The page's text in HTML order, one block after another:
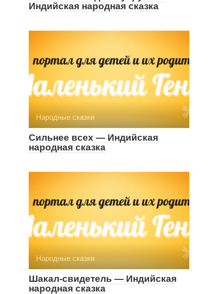
Индийская народная сказка
Народные сказки
Сильнее всех — Индийская
народная сказка
Народные сказки
Шакал-свидетель — Индийская
народная сказка